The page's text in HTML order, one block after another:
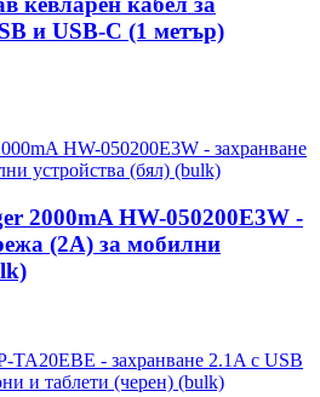
и USB-C (1 метър)
2000mA HW-050200E3W -
(2A) за мобилни